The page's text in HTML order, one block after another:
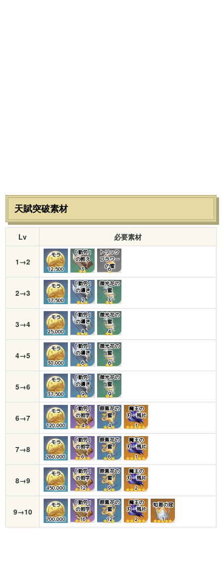
天賦突破素材
Lv 必要素材
1→2
モラ
12,500
「勤労」
の教え
3
トリック
フラワー
の蜜
６
2→3
モラ
17,500
「勤労」
の導き
２
微光花の
蜜
３
3→4
モラ
25,000
「勤労」
の導き
４
微光花の
蜜
４
4→5
モラ
30,000
「勤労」
の導き
６
微光花の
蜜
６
5→6
モラ
37,500
「勤労」
の導き
９
微光花の
蜜
９
6→7
モラ
120,000
「勤労」
の哲学
4
原素花の
蜜
4
魔王の
刃・残片
1
7→8
モラ
260,000
「勤労」
の哲学
6
原素花の
蜜
6
魔王の
刃・残片
1
8→9
モラ
450,000
「勤労」
の哲学
12
原素花の
蜜
9
魔王の
刃・残片
2
9→10
モラ
700,000
「勤労」
の哲学
16
原素花の
蜜
12
魔王の
刃・残片
2
知恵の冠
1